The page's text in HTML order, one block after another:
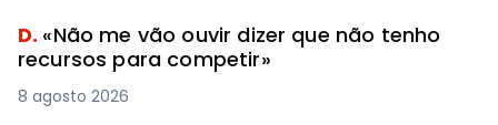
D. «Não me vão ouvir dizer que não tenho
recursos para competir»
8 agosto 2026